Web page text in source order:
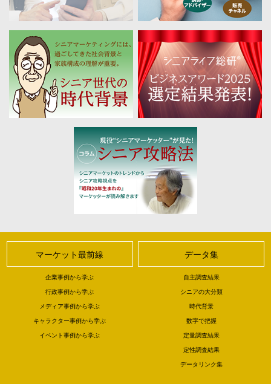
マーケット最前線
企業事例から学ぶ
行政事例から学ぶ
メディア事例から学ぶ
キャラクター事例から学ぶ
イベント事例から学ぶ
データ集
自主調査結果
シニアの大分類
時代背景
数字で把握
定量調査結果
定性調査結果
データリンク集